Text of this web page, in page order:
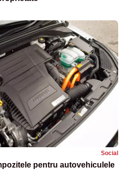
Social
pentru autovehiculele